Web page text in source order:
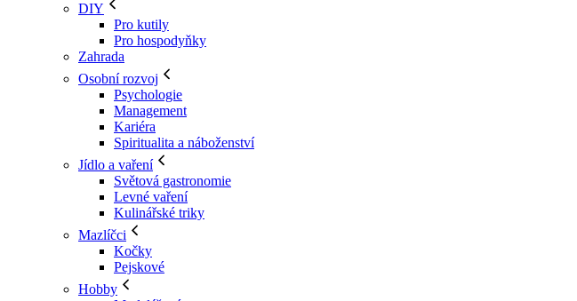
DIY
Pro kutily
Pro hospodyňky
Zahrada
Osobní rozvoj
Psychologie
Management
Kariéra
Spiritualita a náboženství
Jídlo a vaření
Světová gastronomie
Levné vaření
Kulinářské triky
Mazlíčci
Kočky
Pejskové
Hobby